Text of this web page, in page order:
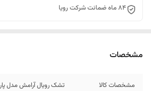
84 ماه ضمانت شرکت رویا
مشخصات
مشخصات کالا